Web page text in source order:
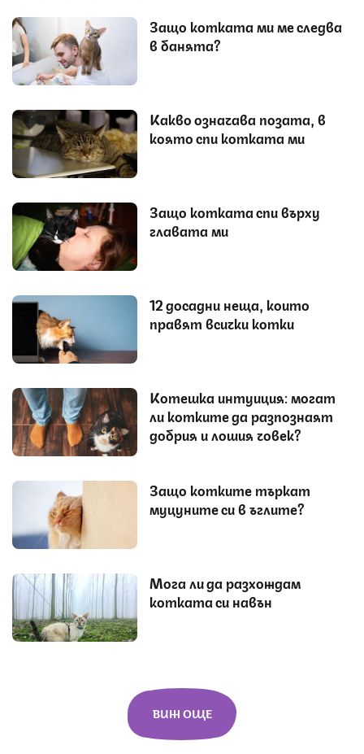
Защо котката ми ме следва
в банята?
Какво означава позата, в
която спи котката ми
Защо котката спи върху
главата ми
12 досадни неща, които
правят всички котки
Котешка интуиция: могат
ли котките да разпознаят
добрия и лошия човек?
Защо котките търкат
муцуните си в ъглите?
Мога ли да разхождам
котката си навън
ВИЖ ОЩЕ